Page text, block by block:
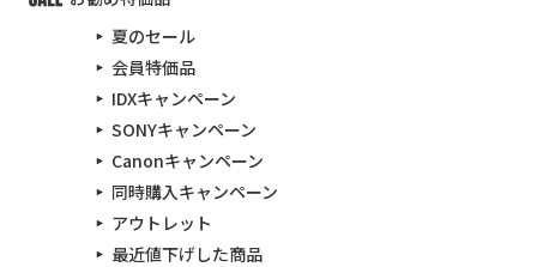
夏のセール
会員特価品
IDXキャンペーン
SONYキャンペーン
Canonキャンペーン
同時購入キャンペーン
アウトレット
最近値下げした商品